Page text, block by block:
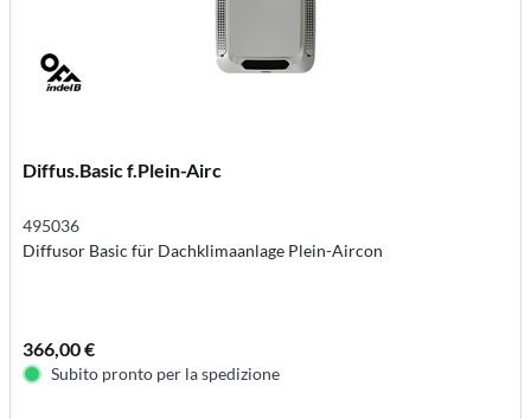
Diffus.Basic f.Plein-Airc
495036
Diffusor Basic für Dachklimaanlage Plein-Aircon
366,00 €
Subito pronto per la spedizione